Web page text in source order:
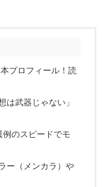
プロフィール！読
は武器じゃない」
のスピードでモ
ー（メンカラ）や